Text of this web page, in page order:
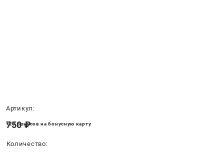
Артикул:
750 ₽
+20 бонусов на бонусную карту
Количество: